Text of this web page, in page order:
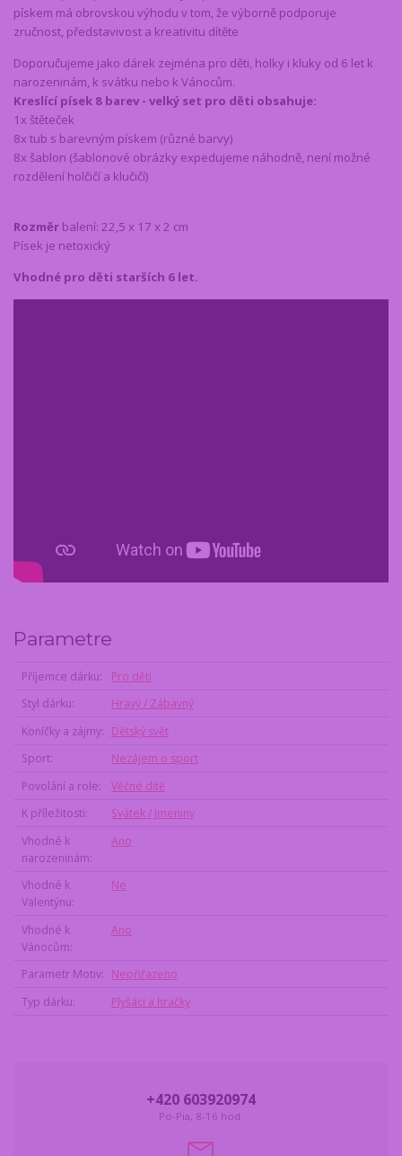
pískem má obrovskou výhodu v tom, že výborně podporuje
zručnost, představivost a kreativitu dítěte
Doporučujeme jako dárek zejména pro děti, holky i kluky od 6 let k
narozeninám, k svátku nebo k Vánocům.
Kreslící písek 8 barev - velký set pro děti obsahuje:
1x štěteček
8x tub s barevným pískem (různé barvy)
8x šablon (šablonové obrázky expedujeme náhodně, není možné
rozdělení holčičí a klučičí)
Rozměr balení: 22,5 x 17 x 2 cm
Písek je netoxický
Vhodné pro děti starších 6 let.
Parametre
Příjemce dárku
Pro děti
Styl dárku
Hravý / Zábavný
Koníčky a zájmy
Dětský svět
Sport
Nezájem o sport
Povolání a role
Věčné dítě
K příležitosti
Svátek / Jmeniny
Vhodné k
narozeninám
Ano
Vhodné k
Valentýnu
Ne
Vhodné k
Vánocům
Ano
Parametr Motiv
Nepřiřazeno
Typ dárku
Plyšáci a hračky
+420 603920974
Po-Pia, 8-16 hod.